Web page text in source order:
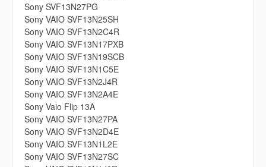
Sony SVF13N27PG
Sony VAIO SVF13N25SH
Sony VAIO SVF13N2C4R
Sony VAIO SVF13N17PXB
Sony VAIO SVF13N19SCB
Sony VAIO SVF13N1C5E
Sony VAIO SVF13N2J4R
Sony VAIO SVF13N2A4E
Sony Vaio Flip 13A
Sony VAIO SVF13N27PA
Sony VAIO SVF13N2D4E
Sony VAIO SVF13N1L2E
Sony VAIO SVF13N27SC